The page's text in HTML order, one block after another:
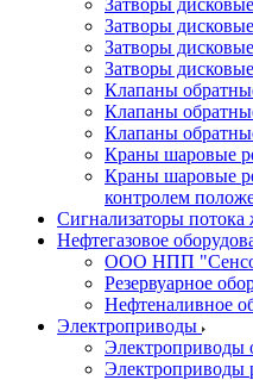
Затворы
Затворы
Затворы
Затворы
Клапаны
Клапаны
Клапаны
Краны шаровые
Краны шаровые
контролем
Сигнализаторы потока
Нефтегазовое
ООО НПП
Резервуарное
Нефтеналивное
Электроприводы